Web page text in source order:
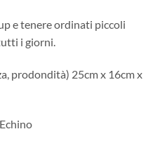
e tenere ordinati piccoli
i giorni.
prodondità) 25cm x 16cm x